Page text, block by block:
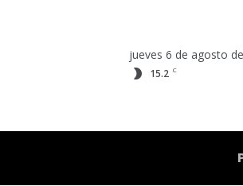
jueves 6 de agosto
15.2 C